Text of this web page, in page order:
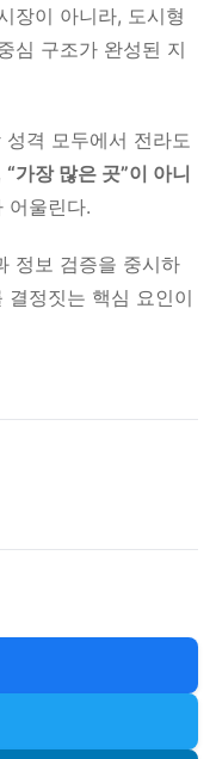
장이 아니라, 도시형
심 구조가 완성된 지
격 모두에서 전라도
“가장 많은 곳”이 아니
어울린다.
정보 검증을 중시하
결정짓는 핵심 요인이